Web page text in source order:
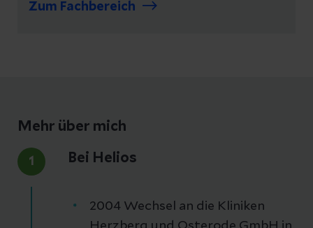
Zum Fachbereich
Mehr über mich
1 Bei Helios
2004 Wechsel an die Kliniken